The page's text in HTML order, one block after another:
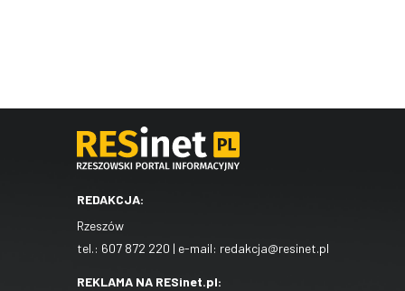
REDAKCJA:
Rzeszów
tel.: 607 872 220 | e-mail: redakcja@resinet.pl
REKLAMA NA RESinet.pl: